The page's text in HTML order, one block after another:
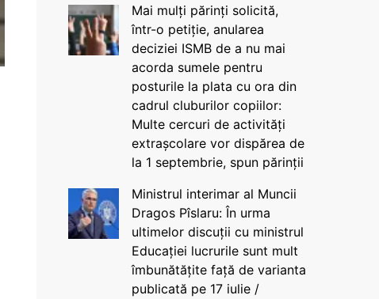
Mai mulți părinți solicită,
într-o petiție, anularea
deciziei ISMB de a nu mai
acorda sumele pentru
posturile la plata cu ora din
cadrul cluburilor copiilor:
Multe cercuri de activități
extrașcolare vor dispărea de
la 1 septembrie, spun părinții
Ministrul interimar al Muncii
Dragos Pîslaru: În urma
ultimelor discuții cu ministrul
Educației lucrurile sunt mult
îmbunătățite față de varianta
publicată pe 17 iulie /